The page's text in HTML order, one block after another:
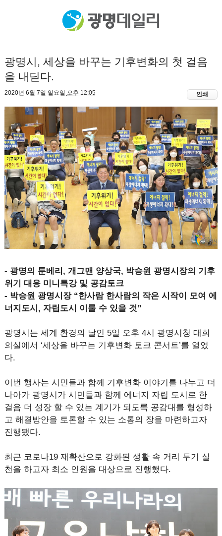
광명시, 세상을 바꾸는 기후변화의 첫 걸음
을 내딛다.
2020년 6월 7일 일요일 오후 12:05 인쇄
- 광명의 툰베리, 개그맨 양상국, 박승원 광명시장의 기후
위기 대응 미니특강 및 공감토크
- 박승원 광명시장 “한사람 한사람의 작은 시작이 모여 에
너지도시, 자립도시 이룰 수 있을 것”
광명시는 세계 환경의 날인 5일 오후 4시 광명시청 대회
의실에서 ‘세상을 바꾸는 기후변화 토크 콘서트’를 열었
다.
이번 행사는 시민들과 함께 기후변화 이야기를 나누고 더
나아가 광명시가 시민들과 함께 에너지 자립 도시로 한
걸음 더 성장 할 수 있는 계기가 되도록 공감대를 형성하
고 해결방안을 토론할 수 있는 소통의 장을 마련하고자
진행됐다.
최근 코로나19 재확산으로 강화된 생활 속 거리 두기 실
천을 하고자 최소 인원을 대상으로 진행했다.